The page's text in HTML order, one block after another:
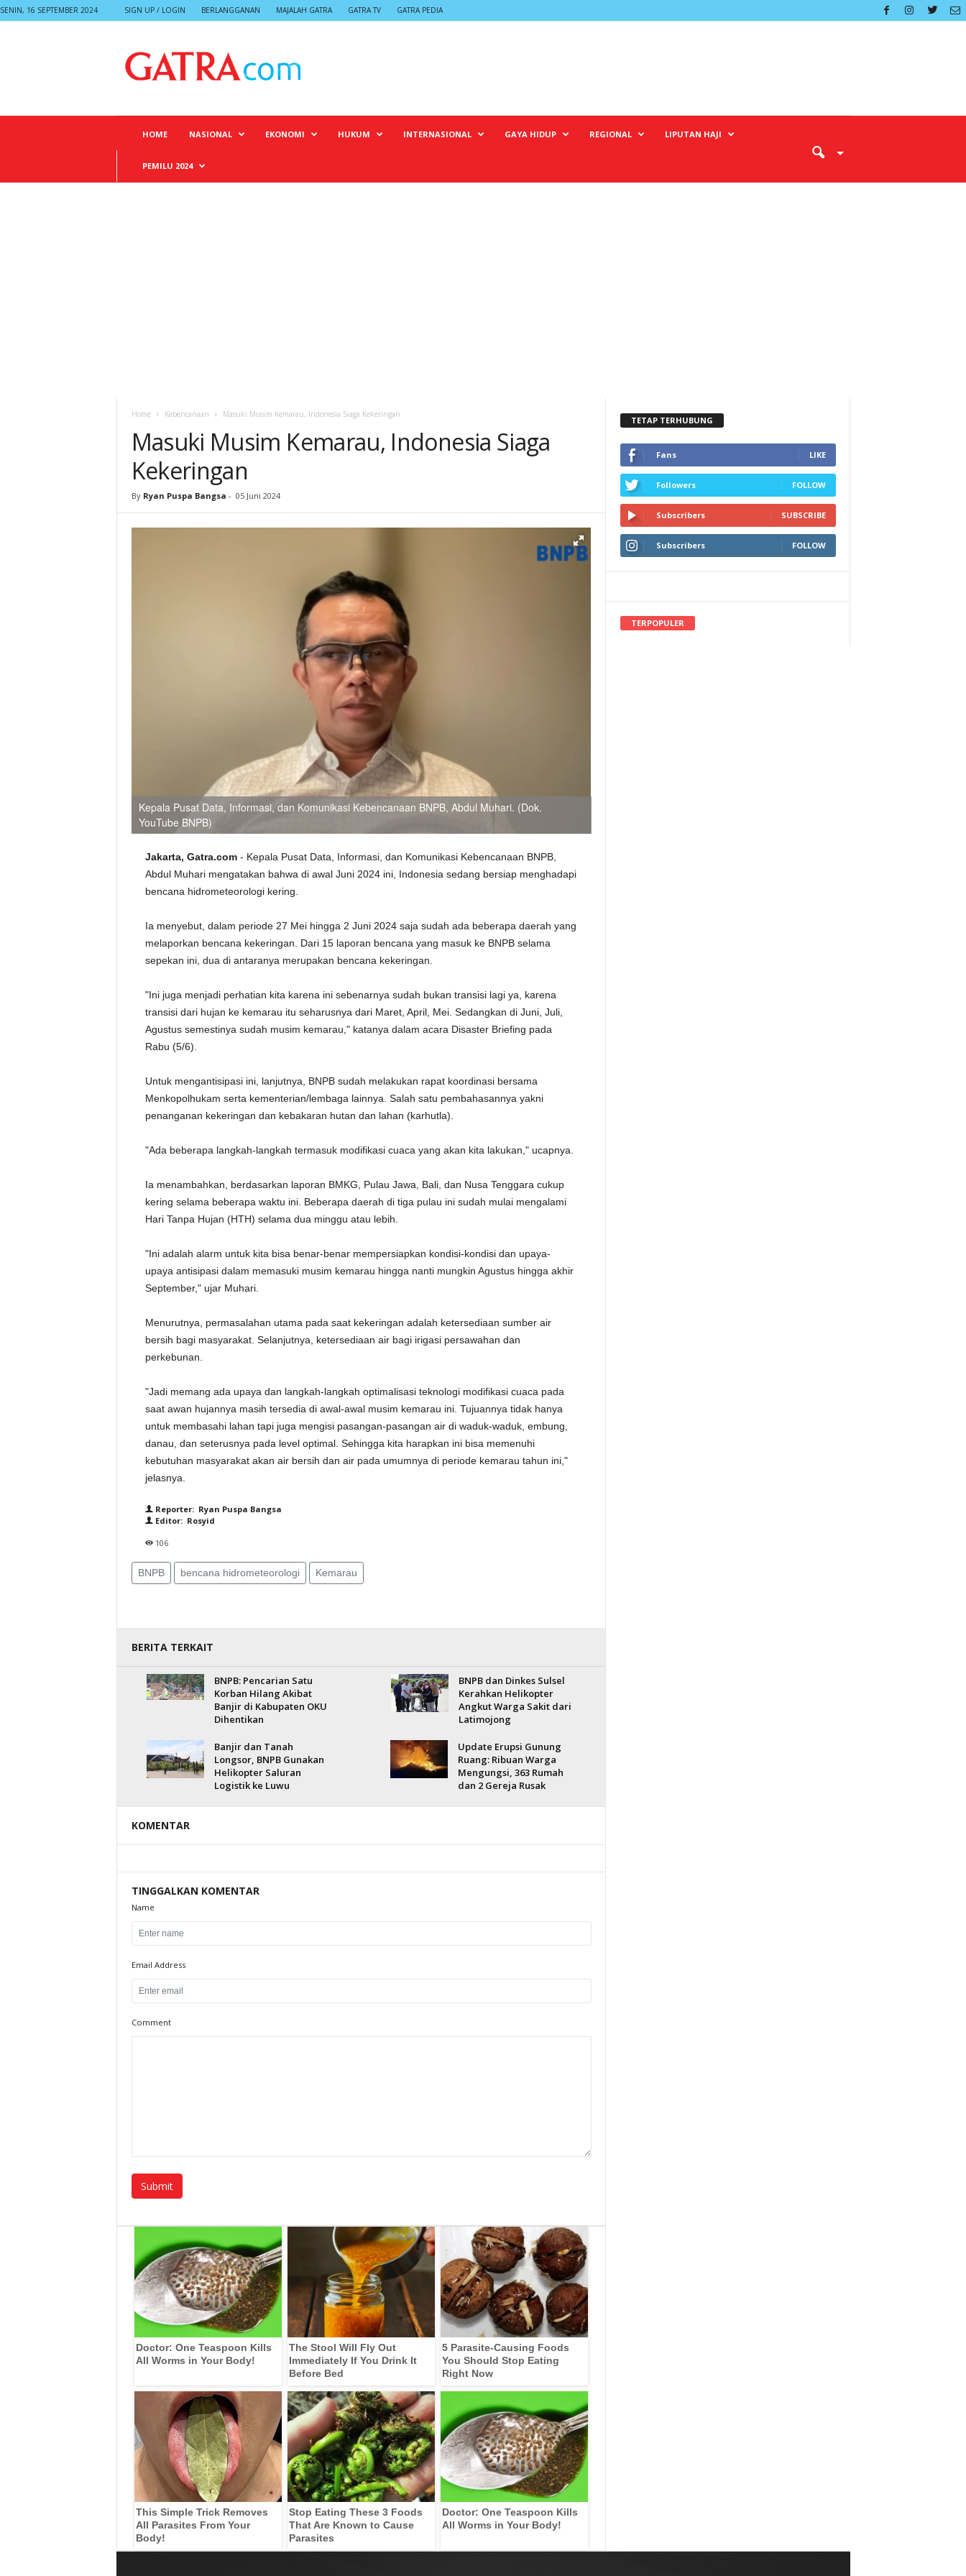
SENIN, 16 SEPTEMBER 2024 SIGN UP / LOGIN BERLANGGANAN MAJALAH GATRA GATRA TV GATRA PEDIA
HOME NASIONAL EKONOMI HUKUM INTERNASIONAL GAYA HIDUP REGIONAL LIPUTAN HAJI
PEMILU 2024
Home Kebencanaan Masuki Musim Kemarau, Indonesia Siaga Kekeringan
Masuki Musim Kemarau, Indonesia Siaga
Kekeringan
By Ryan Puspa Bangsa - 05 Juni 2024
Kepala Pusat Data, Informasi, dan Komunikasi Kebencanaan BNPB, Abdul Muhari. (Dok.
YouTube BNPB)
Jakarta, Gatra.com- Kepala Pusat Data, Informasi, dan Komunikasi Kebencanaan BNPB,
Abdul Muhari mengatakan bahwa di awal Juni 2024 ini, Indonesia sedang bersiap menghadapi
bencana hidrometeorologi kering.
Ia menyebut, dalam periode 27 Mei hingga 2 Juni 2024 saja sudah ada beberapa daerah yang
melaporkan bencana kekeringan. Dari 15 laporan bencana yang masuk ke BNPB selama
sepekan ini, dua di antaranya merupakan bencana kekeringan.
"Ini juga menjadi perhatian kita karena ini sebenarnya sudah bukan transisi lagi ya, karena
transisi dari hujan ke kemarau itu seharusnya dari Maret, April, Mei. Sedangkan di Juni, Juli,
Agustus semestinya sudah musim kemarau," katanya dalam acara Disaster Briefing pada
Rabu (5/6).
Untuk mengantisipasi ini, lanjutnya, BNPB sudah melakukan rapat koordinasi bersama
Menkopolhukam serta kementerian/lembaga lainnya. Salah satu pembahasannya yakni
penanganan kekeringan dan kebakaran hutan dan lahan (karhutla).
"Ada beberapa langkah-langkah termasuk modifikasi cuaca yang akan kita lakukan," ucapnya.
Ia menambahkan, berdasarkan laporan BMKG, Pulau Jawa, Bali, dan Nusa Tenggara cukup
kering selama beberapa waktu ini. Beberapa daerah di tiga pulau ini sudah mulai mengalami
Hari Tanpa Hujan (HTH) selama dua minggu atau lebih.
"Ini adalah alarm untuk kita bisa benar-benar mempersiapkan kondisi-kondisi dan upaya-
upaya antisipasi dalam memasuki musim kemarau hingga nanti mungkin Agustus hingga akhir
September," ujar Muhari.
Menurutnya, permasalahan utama pada saat kekeringan adalah ketersediaan sumber air
bersih bagi masyarakat. Selanjutnya, ketersediaan air bagi irigasi persawahan dan
perkebunan.
"Jadi memang ada upaya dan langkah-langkah optimalisasi teknologi modifikasi cuaca pada
saat awan hujannya masih tersedia di awal-awal musim kemarau ini. Tujuannya tidak hanya
untuk membasahi lahan tapi juga mengisi pasangan-pasangan air di waduk-waduk, embung,
danau, dan seterusnya pada level optimal. Sehingga kita harapkan ini bisa memenuhi
kebutuhan masyarakat akan air bersih dan air pada umumnya di periode kemarau tahun ini,"
jelasnya.
Reporter: Ryan Puspa Bangsa
Editor: Rosyid
106
BNPB bencana hidrometeorologi Kemarau
BERITA TERKAIT
BNPB: Pencarian Satu
Korban Hilang Akibat
Banjir di Kabupaten OKU
Dihentikan
BNPB dan Dinkes Sulsel
Kerahkan Helikopter
Angkut Warga Sakit dari
Latimojong
Banjir dan Tanah
Longsor, BNPB Gunakan
Helikopter Saluran
Logistik ke Luwu
Update Erupsi Gunung
Ruang: Ribuan Warga
Mengungsi, 363 Rumah
dan 2 Gereja Rusak
KOMENTAR
TINGGALKAN KOMENTAR
Name
Email Address
Comment
Doctor: One Teaspoon Kills
All Worms in Your Body!
The Stool Will Fly Out
Immediately If You Drink It
Before Bed
5 Parasite-Causing Foods
You Should Stop Eating
Right Now
This Simple Trick Removes
All Parasites From Your
Body!
Stop Eating These 3 Foods
That Are Known to Cause
Parasites
Doctor: One Teaspoon Kills
All Worms in Your Body!
TETAP TERHUBUNG
Fans LIKE
Followers FOLLOW
Subscribers SUBSCRIBE
Subscribers FOLLOW